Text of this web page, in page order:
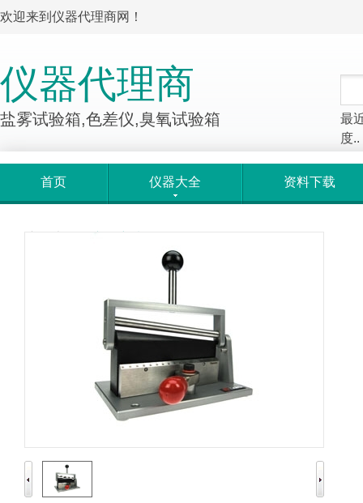
欢迎来到仪器代理商网！
仪器代理商
盐雾试验箱,色差仪,臭氧试验箱
最
度..
首页 仪器大全 资料下载